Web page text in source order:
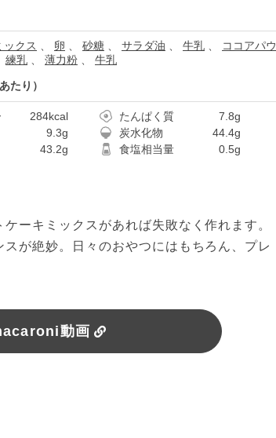
ックス 卵 砂糖 サラダ油 牛乳
ココアパウ
練乳 薄力粉 牛乳
たり）
284kcal たんぱく質
7.8g
9.3g 炭水化物
44.4g
43.2g 食塩相当量 0.5g
ーキミックスがあれば失敗なく作れます。
が絶妙。日々のおやつにはもちろん、プレ
動画